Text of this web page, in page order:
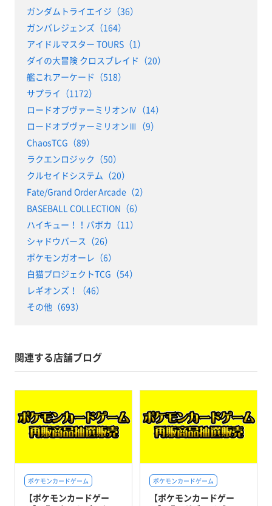
ガンダムトライエイジ（36）
ガンバレジェンズ（164）
アイドルマスター TOURS（1）
ダイの大冒険 クロスブレイド（20）
艦これアーケード（518）
サプライ（1172）
ロードオブヴァーミリオンⅣ（14）
ロードオブヴァーミリオンⅢ（9）
ChaosTCG（89）
ラクエンロジック（50）
クルセイドシステム（20）
Fate/Grand Order Arcade（2）
BASEBALL COLLECTION（6）
ハイキュー！！バボカ（11）
シャドウバース（26）
ポケモンガオーレ（6）
白猫プロジェクトTCG（54）
レギオンズ！（46）
その他（693）
関連する店舗ブログ
ポケモンカードゲーム
【ポケモンカードゲー
ポケモンカードゲーム
【ポケモンカードゲー